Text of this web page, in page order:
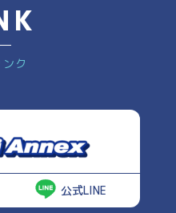
ク
公式LINE